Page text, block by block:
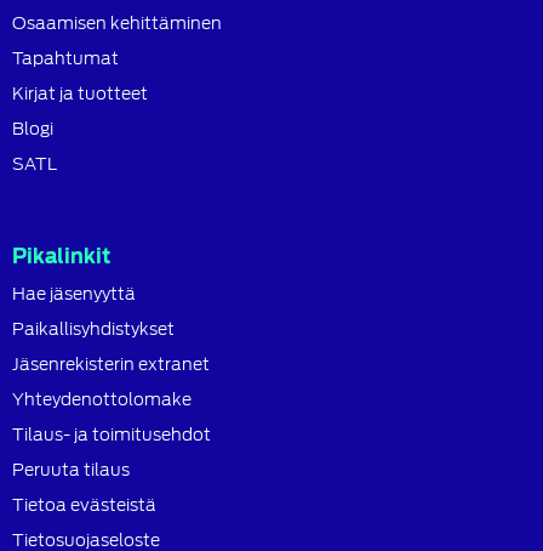
Osaamisen kehittäminen
Tapahtumat
Kirjat ja tuotteet
Blogi
SATL
Pikalinkit
Hae jäsenyyttä
Paikallisyhdistykset
Jäsenrekisterin extranet
Yhteydenottolomake
Tilaus- ja toimitusehdot
Peruuta tilaus
Tietoa evästeistä
Tietosuojaseloste